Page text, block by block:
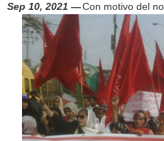
Sep 10, 2021 —Con motivo del
r
m